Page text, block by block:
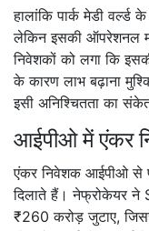
हालांकि पार्क मेडी
लेकिन इसकी ऑपरेशनल
निवेशकों को लगा कि
के कारण लाभ बढ़ाना
इसी अनिश्चितता का
आईपीओ में एंकर
एंकर निवेशक आईपीओ से
दिलाते हैं। नेफ्रोकेयर
₹260 करोड़ जुटाए,